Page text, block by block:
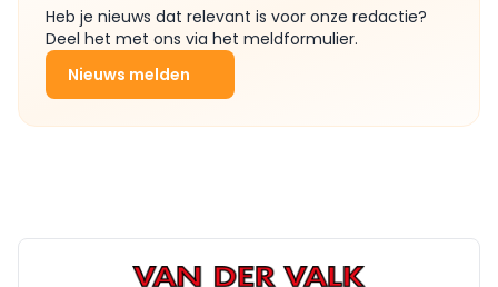
Heb je nieuws dat relevant is voor onze redactie?
Deel het met ons via het meldformulier.
Nieuws melden